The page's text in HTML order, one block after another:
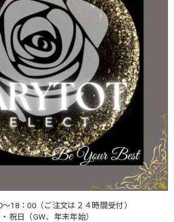
〜18：00（ご注文は２４時間受付）
祝日（GW、年末年始）